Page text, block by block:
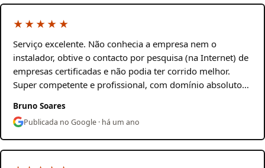
★★★★★
Serviço excelente. Não conhecia a empresa nem o
instalador, obtive o contacto por pesquisa (na Internet) de
empresas certificadas e não podia ter corrido melhor.
Super competente e profissional, com domínio absoluto…
Bruno Soares
Publicada no Google · há um ano